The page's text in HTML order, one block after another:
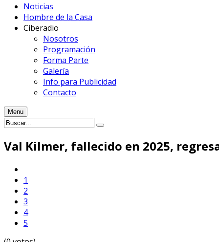
Noticias
Hombre de la Casa
Ciberadio
Nosotros
Programación
Forma Parte
Galería
Info para Publicidad
Contacto
Menu
Val Kilmer, fallecido en 2025,
1
2
3
4
5